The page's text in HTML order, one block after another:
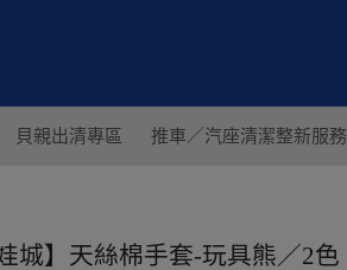
貝親出清專區 推車／汽座清潔整新服務
城】天絲棉手套-玩具熊／2色